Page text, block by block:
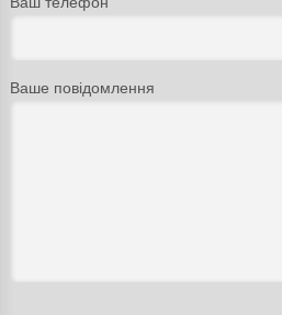
Ваше повідомлення